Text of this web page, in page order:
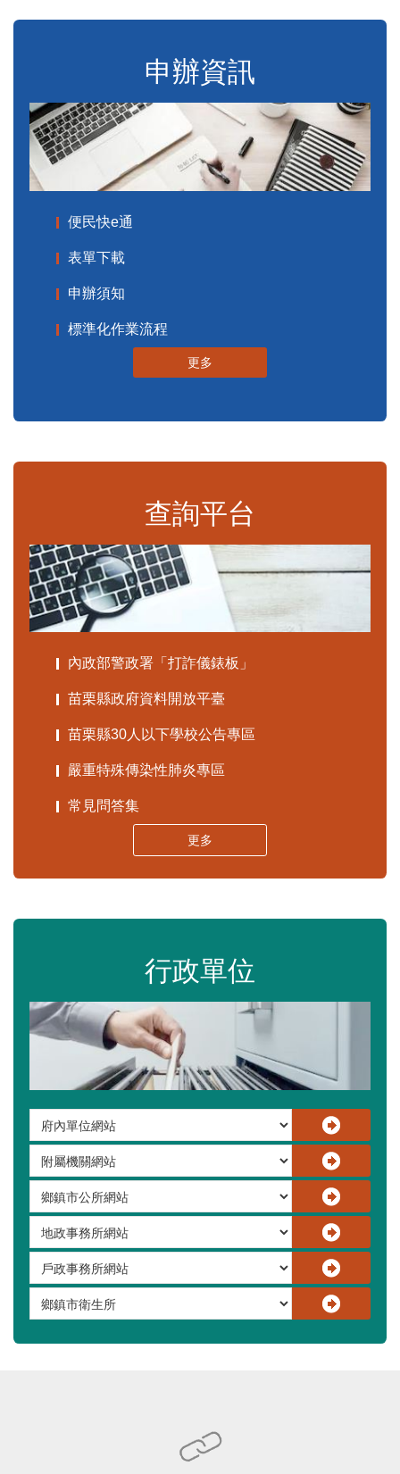
申辦資訊
便民快e通
表單下載
申辦須知
標準化作業流程
更多
查詢平台
內政部警政署「打詐儀錶板」
苗栗縣政府資料開放平臺
苗栗縣30人以下學校公告專區
嚴重特殊傳染性肺炎專區
常見問答集
更多
行政單位